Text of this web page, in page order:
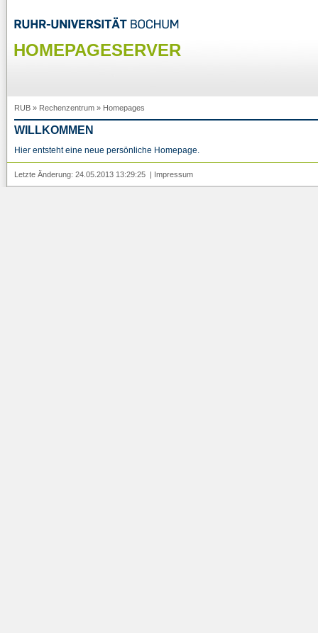
HOMEPAGESERVER
RUB » Rechenzentrum » Homepages
WILLKOMMEN
Hier entsteht eine neue persönliche Homepage.
Letzte Änderung: 24.05.2013 13:29:25 | Impressum